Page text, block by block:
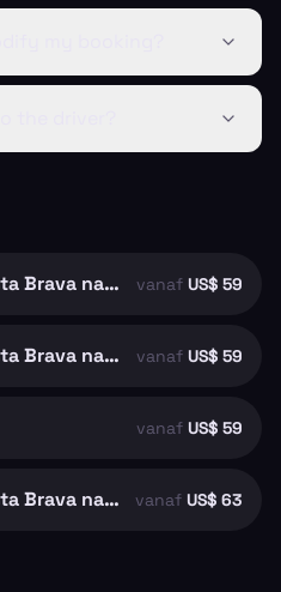
Luchthaven Girona-Costa Brava naar Girona vanaf US$ 59
Luchthaven Girona-Costa Brava naar Riudellots de la Selva vanaf US$ 59
vanaf US$ 59
Luchthaven Girona-Costa Brava naar Santa Coloma de Farners vanaf US$ 63